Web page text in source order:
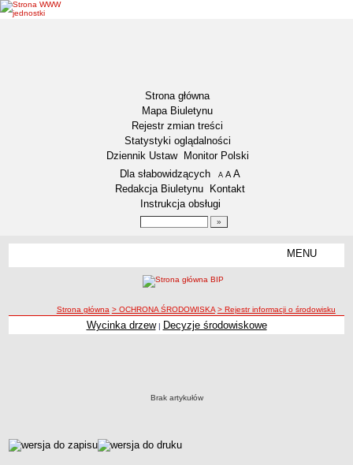
Strona główna
Mapa Biuletynu
Rejestr zmian treści
Statystyki oglądalności
Dziennik Ustaw
Monitor Polski
Menu dodatkowe
Dla słabowidzących A pomniejsz czcionkę
A standardowy rozmiar czcionki
A
Redakcja Biuletynu
Kontakt
Instrukcja obsługi
MENU
Lokalizacja
Zadania publiczne
Aktualności
ścieżka nawigacji
Strona główna > OCHRONA ŚRODOWISKA > Rejestr informacji o środowisku
Rejestr informacji o środowisku
Wycinka drzew| Decyzje środowiskowe
Brak artykułów
metryczka